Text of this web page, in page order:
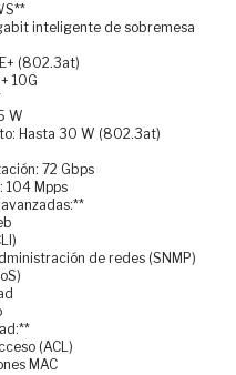
inteligente de sobremesa
(802.3at)
10G
W
Hasta 30 W (802.3at)
72 Gbps
104 Mpps
de redes (SNMP)
(ACL)
MAC